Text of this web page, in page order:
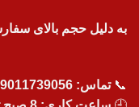
به دلیل حجم بالای
📞تماس: